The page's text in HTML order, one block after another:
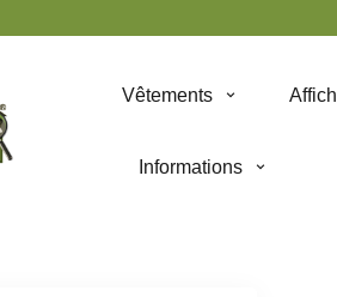
Vêtements
Informations